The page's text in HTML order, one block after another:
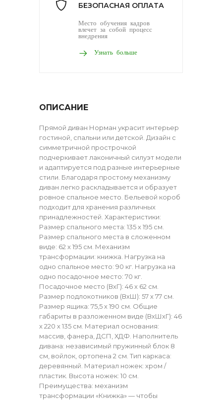
БЕЗОПАСНАЯ ОПЛАТА
Место обучения кадров
влечет за собой процесс
внедрения
Узнать больше
ОПИСАНИЕ
Прямой диван Норман украсит интерьер
гостиной, спальни или детской. Дизайн с
симметричной прострочкой
подчеркивает лаконичный силуэт модели
и адаптируется под разные интерьерные
стили. Благодаря простому механизму
диван легко раскладывается и образует
ровное спальное место. Бельевой короб
подходит для хранения различных
принадлежностей. Характеристики:
Размер спального места: 135 х 195 см.
Размер спального места в сложенном
виде: 62 х 195 см. Механизм
трансформации: книжка. Нагрузка на
одно спальное место: 90 кг. Нагрузка на
одно посадочное место: 70 кг.
Посадочное место (ВхГ): 46 х 62 см.
Размер подлокотников (ВхШ): 57 х 77 см.
Размер ящика: 75,5 х 190 см. Общие
габариты в разложенном виде (ВхШхГ): 46
х 220 х 135 см. Материал основания:
массив, фанера, ДСП, ХДФ. Наполнитель
дивана: независимый пружинный блок 8
см, войлок, ортопена 2 см. Тип каркаса:
деревянный. Материал ножек: хром /
пластик. Высота ножек: 10 см.
Преимущества: механизм
трансформации «Книжка» — чтобы